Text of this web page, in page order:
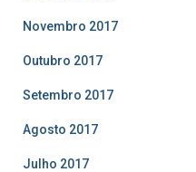
Novembro 2017
Outubro 2017
Setembro 2017
Agosto 2017
Julho 2017